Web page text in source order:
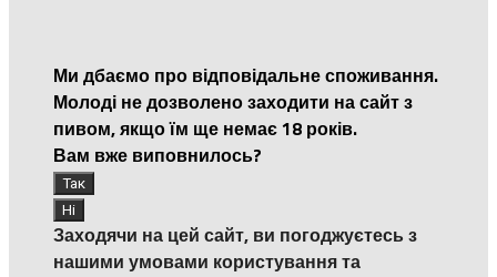
Ми дбаємо про відповідальне споживання.
Молоді не дозволено заходити на сайт з
пивом, якщо їм ще немає 18 років.
Вам вже виповнилось?
Заходячи на цей сайт, ви погоджуєтесь з
нашими умовами користування та